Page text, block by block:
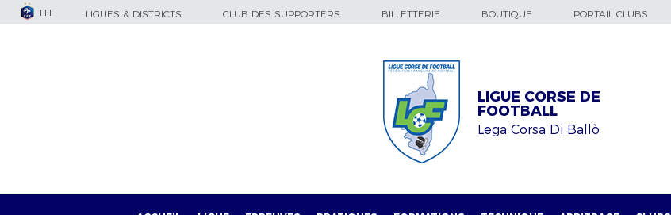
FFF LIGUES & DISTRICTS CLUB DES SUPPORTERS BILLETTERIE BOUTIQUE PORTAIL CLUBS
LIGUE CORSE DE
FOOTBALL
Lega Corsa Di Ballò